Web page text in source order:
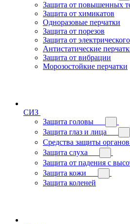
Защита от повышенных
Защита от химикатов
Одноразовые перчатки
Защита от порезов
Защита от
Антистатические
Защита от вибрации
Морозостойкие перчатки
СИЗ
Защита головы
Защита глаз и лица
Средства защиты
Защита слуха
Защита от падения с
Защита кожи
Защита коленей